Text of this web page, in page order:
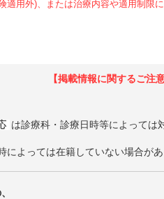
適用外)、または治療内容や適用制限
【掲載情報に関するご注意
は診療科・診療日時等によっては
によっては在籍していない場合が